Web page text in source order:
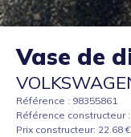
Vase de
Référence : 98355861
Référence constructeur
Prix constructeur: 22.68 €